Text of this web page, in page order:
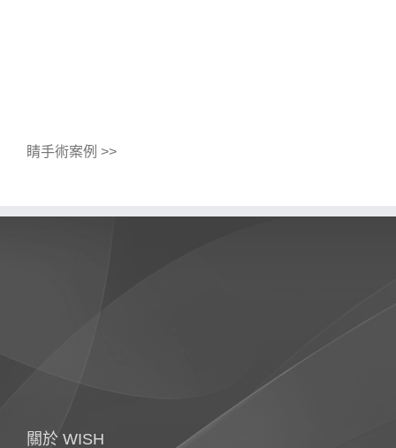
睛手術案例 >>
關於 WISH